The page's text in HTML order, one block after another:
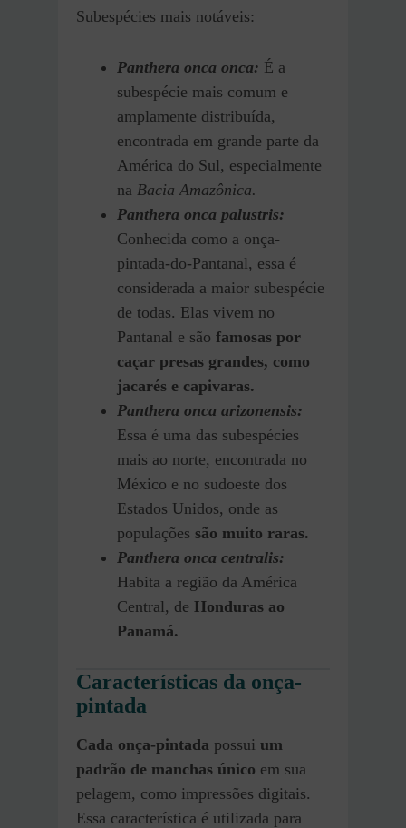
Subespécies mais notáveis:
Panthera onca onca: É a
subespécie mais comum e
amplamente distribuída,
encontrada em grande parte da
América do Sul, especialmente
na Bacia Amazônica.
Panthera onca palustris:
Conhecida como a onça-
pintada-do-Pantanal, essa é
considerada a maior subespécie
de todas. Elas vivem no
Pantanal e são famosas por
caçar presas grandes, como
jacarés e capivaras.
Panthera onca arizonensis:
Essa é uma das subespécies
mais ao norte, encontrada no
México e no sudoeste dos
Estados Unidos, onde as
populações são muito raras.
Panthera onca centralis:
Habita a região da América
Central, de Honduras ao
Panamá.
Características da onça-
pintada
Cada onça-pintada possui um
padrão de manchas único em sua
pelagem, como impressões digitais.
Essa característica é utilizada para